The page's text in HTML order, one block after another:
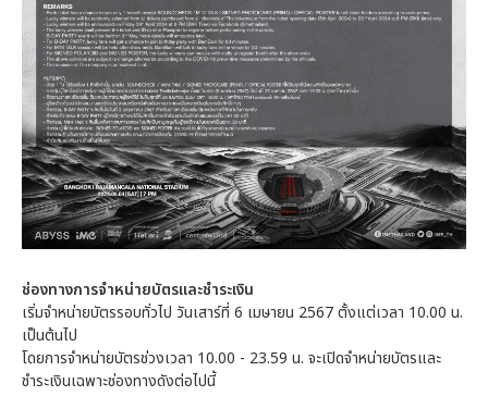
ช่องทางการจำหน่ายบัตรและชำระเงิน
เริ่มจำหน่ายบัตรรอบทั่วไป วันเสาร์ที่ 6 เมษายน 2567 ตั้งแต่เวลา 10.00 น.
เป็นต้นไป
โดยการจำหน่ายบัตรช่วงเวลา 10.00 - 23.59 น. จะเปิดจำหน่ายบัตรและ
ชำระเงินเฉพาะช่องทางดังต่อไปนี้